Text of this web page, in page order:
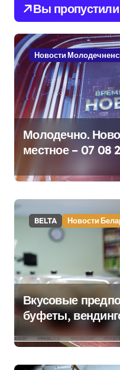
Вы пропустили
Новости
Молодечно.
местное – 07 08
BELTA Новости
Вкусовые
буфеты,
аппараты.
изменениях в
питании